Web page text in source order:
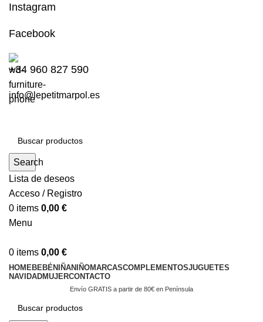
Instagram
Facebook
+34 960 827 590
info@lepetitmarpol.es
Search
Lista de deseos
Acceso / Registro
0 items 0,00 €
Menu
0 items 0,00 €
HOMEBEBÉNIÑANIÑOMARCASCOMPLEMENTOSJUGUETES
NAVIDADMUJERCONTACTO
Envío GRATIS a partir de 80€ en Península